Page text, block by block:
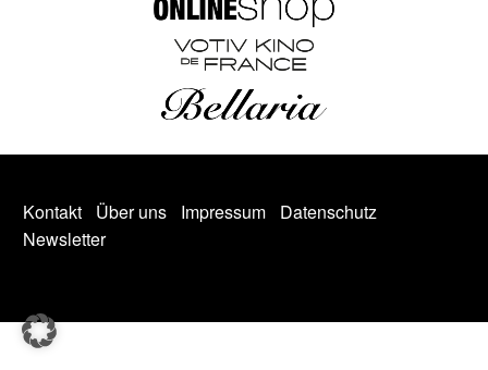
Kontakt Über uns Impressum
Datenschutz
Newsletter